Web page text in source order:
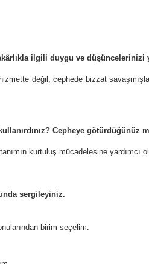
ilgili duygu ve düşüncelerinizi
değil, cephede bizzat
Cepheye götürdüğünüz
kurtuluş mücadelesine yardımcı
sergileyiniz.
birim seçelim.